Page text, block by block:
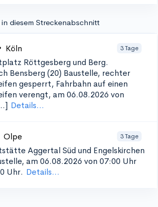
diesem Streckenabschnitt
Köln 3 Tage
Röttgesberg und Berg.
Bensberg (20) Baustelle, rechter
gesperrt, Fahrbahn auf einen
verengt, am 06.08.2026 von
Details...
Olpe 3 Tage
Aggertal Süd und Engelskirchen
am 06.08.2026 von 07:00 Uhr
Uhr. Details...